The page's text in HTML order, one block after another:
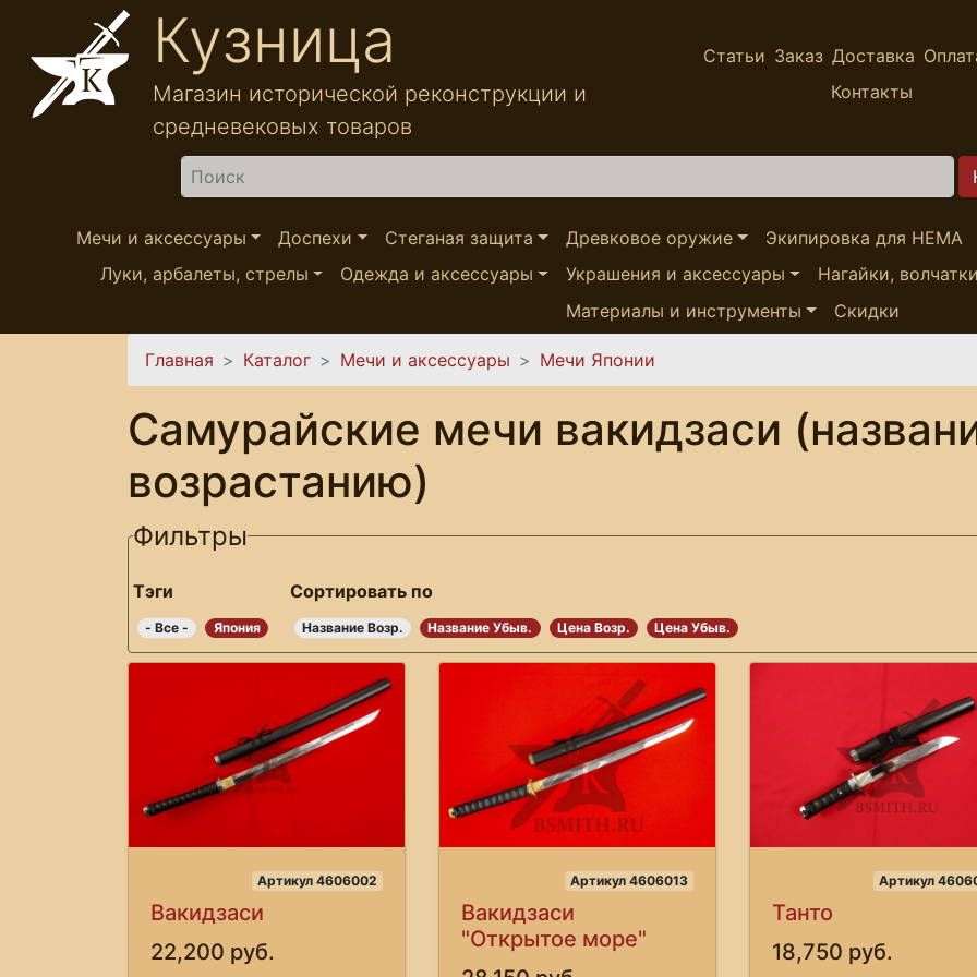
Перейти к основному содержанию
Кузница
Магазин исторической реконструкции и
средневековых товаров
Статьи Заказ Доставка
Контакты
Найти
Мечи и аксессуары Доспехи Стеганая защита Древковое оружие
Экипировка для HEMA
Луки, арбалеты, стрелы
Одежда и аксессуары Украшения и аксессуары
Нагайки,
Материалы и инструменты
Скидки
Вы здесь
Главная Каталог Мечи и аксессуары Мечи Японии
Самурайские мечи вакидзаси
возрастанию)
Фильтры
Тэги
- Все - Япония
Сортировать по
Название Возр. Название Убыв. Цена Возр. Цена Убыв.
Артикул 4606002
Вакидзаси
22,200 руб.
Артикул 4606013
Вакидзаси
"Открытое море"
Артикул
Танто
18,750 руб.